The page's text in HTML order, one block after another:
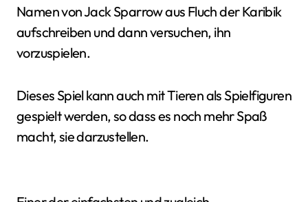
Namen von Jack Sparrow aus Fluch der Karibik
aufschreiben und dann versuchen, ihn
vorzuspielen.
Dieses Spiel kann auch mit Tieren als Spielfiguren
gespielt werden, so dass es noch mehr Spaß
macht, sie darzustellen.